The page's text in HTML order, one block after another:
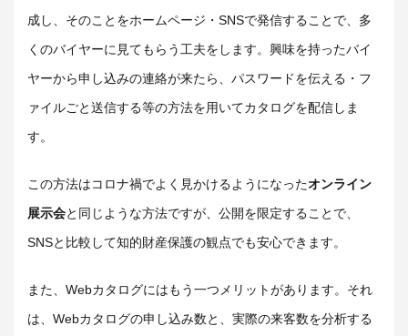
成し、そのことをホームページ・SNSで発信することで、多
くのバイヤーに見てもらう工夫をします。興味を持ったバイ
ヤーから申し込みの連絡が来たら、パスワードを伝える・フ
ァイルごと送信する等の方法を用いてカタログを配信しま
す。
この方法はコロナ禍でよく見かけるようになったオンライン
展示会と同じような方法ですが、公開を限定することで、
SNSと比較して知的財産保護の観点でも安心できます。
また、Webカタログにはもう一つメリットがあります。それ
は、Webカタログの申し込み数と、実際の来客数を分析する